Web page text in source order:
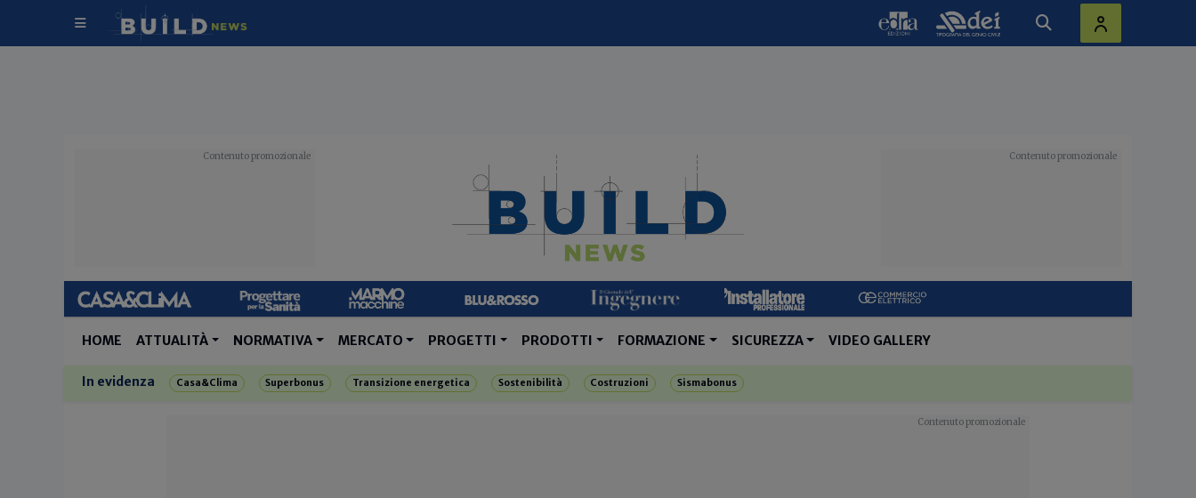
HOME ATTUALITÀ NORMATIVA MERCATO PROGETTI PRODOTTI FORMAZIONE SICUREZZA VIDEO GALLERY
In evidenza Casa&Clima Superbonus Transizione energetica Sostenibilità Costruzioni Sismabonus